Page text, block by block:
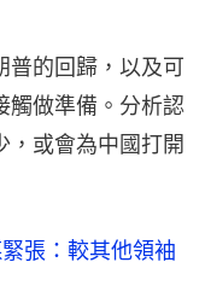
普的回歸，以及可
觸做準備。分析認
，或會為中國打開
張：較其他領袖